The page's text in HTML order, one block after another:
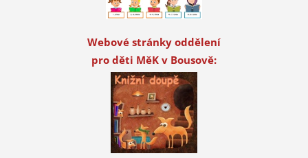
Webové stránky oddělení
pro děti MěK v Bousově: